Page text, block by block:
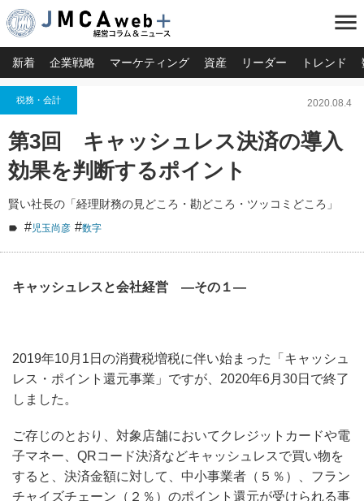
menu
新着 企業戦略 マーケティング 資産 リーダー トレンド
税務・会計 2020.08.4
第3回 キャッシュレス決済の導入
効果を判断するポイント
賢い社長の「経理財務の見どころ・勘どころ・ツッコミどころ」
#児玉尚彦 #数字
キャッシュレスと会社経営 ―その１―
2019年10月1日の消費税増税に伴い始まった「キャッシュ
レス・ポイント還元事業」ですが、2020年6月30日で終了
しました。
ご存じのとおり、対象店舗においてクレジットカードや電
子マネー、QRコード決済などキャッシュレスで買い物を
すると、決済金額に対して、中小事業者（５％）、フラン
チャイズチェーン（２％）のポイント還元が受けられる事